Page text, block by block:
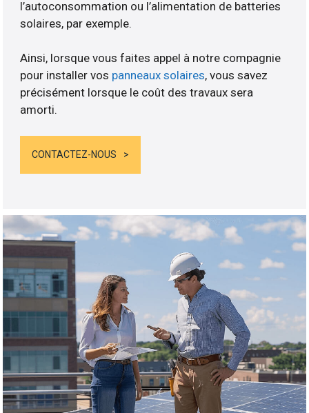
l’autoconsommation ou l’alimentation de batteries
solaires, par exemple.
Ainsi, lorsque vous faites appel à notre compagnie
pour installer vos panneaux solaires, vous savez
précisément lorsque le coût des travaux sera
amorti.
CONTACTEZ-NOUS